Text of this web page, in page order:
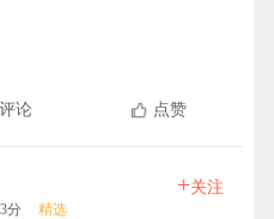
论 点赞
分 精选
+关注